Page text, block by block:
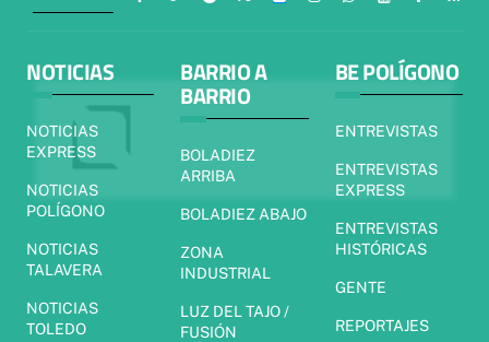
NOTICIAS
NOTICIAS
EXPRESS
NOTICIAS
POLÍGONO
NOTICIAS
TALAVERA
NOTICIAS
TOLEDO
BARRIO A
BARRIO
BOLADIEZ
ARRIBA
BOLADIEZ ABAJO
ZONA
INDUSTRIAL
LUZ DEL TAJO /
FUSIÓN
BE POLÍGONO
ENTREVISTAS
ENTREVISTAS
EXPRESS
ENTREVISTAS
HISTÓRICAS
GENTE
REPORTAJES